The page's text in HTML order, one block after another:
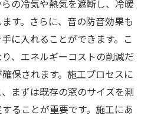
の冷気や熱気を遮断し、冷暖
す。さらに、音の防音効果も
に入れることができます。こ
、エネルギーコストの削減だ
保されます。施工プロセスに
まずは既存の窓のサイズを測
ることが重要です。施工にあ